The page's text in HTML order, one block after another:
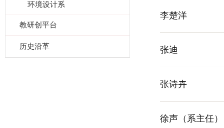
环境设计系
教研创平台
历史沿革
李楚洋
张迪
张诗卉
徐声（系主任）